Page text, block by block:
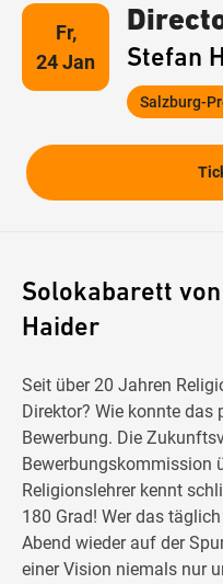
Fr,
24 Jan
Stefan
Salzburg-
Solokabarett
Haider
Seit über 20 Jahren
Direktor? Wie konnte das
Bewerbung. Die
Bewerbungskommission
Religionslehrer kennt
180 Grad! Wer das
Abend wieder auf der
einer Vision niemals nur